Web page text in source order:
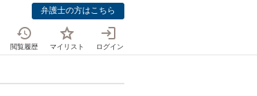
弁護士の方はこちら
閲覧履歴 マイリスト ログイン